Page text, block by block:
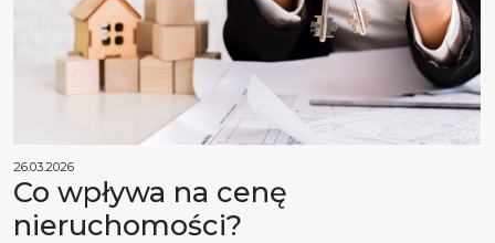
26.03.2026
Co wpływa na cenę
nieruchomości?